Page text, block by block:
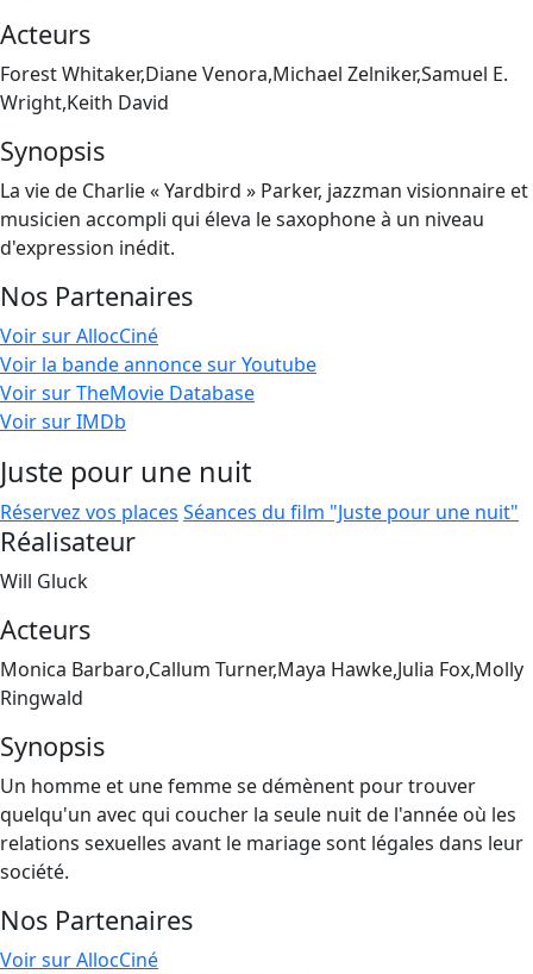
Acteurs
Forest Whitaker,Diane Venora,Michael Zelniker,Samuel E.
Wright,Keith David
Synopsis
La vie de Charlie « Yardbird » Parker, jazzman visionnaire et
musicien accompli qui éleva le saxophone à un niveau
d'expression inédit.
Nos Partenaires
Voir sur AllocCiné
Voir la bande annonce sur Youtube
Voir sur TheMovie Database
Voir sur IMDb
Juste pour une nuit
Réservez vos places Séances du film "Juste pour une nuit"
Réalisateur
Will Gluck
Acteurs
Monica Barbaro,Callum Turner,Maya Hawke,Julia Fox,Molly
Ringwald
Synopsis
Un homme et une femme se démènent pour trouver
quelqu'un avec qui coucher la seule nuit de l'année où les
relations sexuelles avant le mariage sont légales dans leur
société.
Nos Partenaires
Voir sur AllocCiné